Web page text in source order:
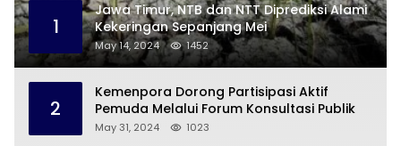
1
Jawa Timur, NTB dan NTT Diprediksi Alami
Kekeringan Sepanjang Mei
May 14, 2024 1452
2
Kemenpora Dorong Partisipasi Aktif
Pemuda Melalui Forum Konsultasi Publik
May 31, 2024 1023